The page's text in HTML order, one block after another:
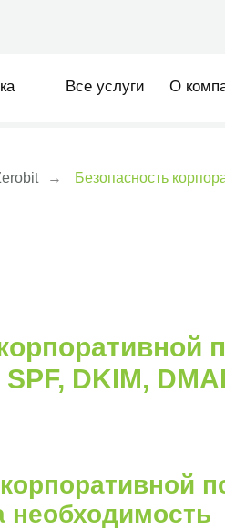
О компании
Все услуги
→ Безопасность
DKIM,
необходимость